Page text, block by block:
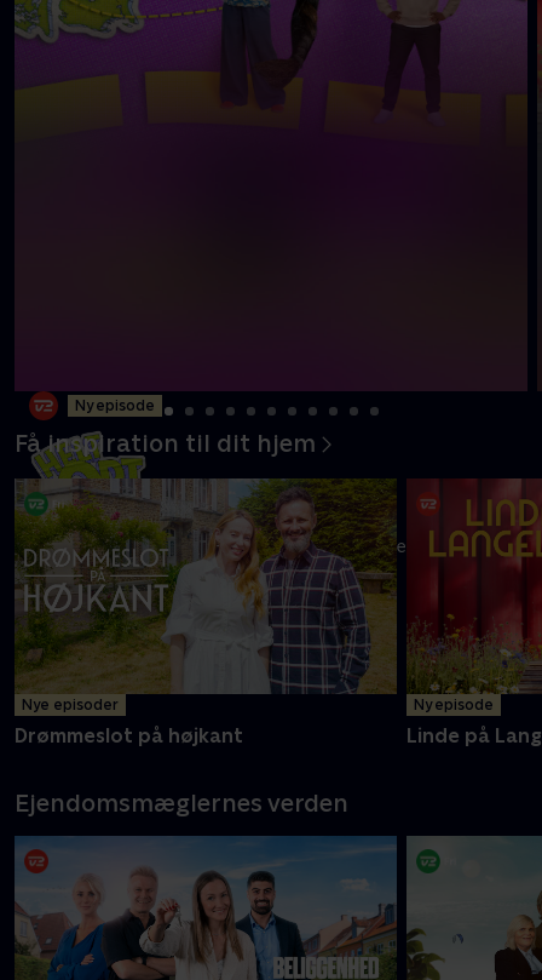
Ny episode
Melvin og mor Carolyne er klar med endnu flere oplevelser i
det ganske land
Mere info
Få inspiration til dit hjem
Nye episoder
Drømmeslot på højkant
Ny episode
Linde på
Ejendomsmæglernes verden